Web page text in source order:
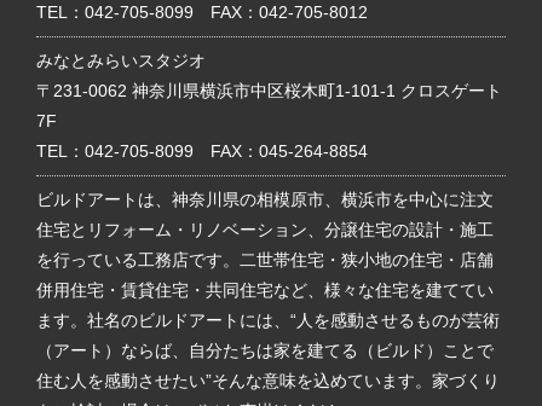
TEL： 042-705-8099 FAX：042-705-8012
みなとみらいスタジオ
〒231-0062 神奈川県横浜市中区桜木町1-101-1 クロスゲート
7F
TEL： 042-705-8099 FAX：045-264-8854
ビルドアートは、神奈川県の相模原市、横浜市を中心に注文
住宅とリフォーム・リノベーション、分譲住宅の設計・施工
を行っている工務店です。二世帯住宅・狭小地の住宅・店舗
併用住宅・賃貸住宅・共同住宅など、様々な住宅を建ててい
ます。社名のビルドアートには、“人を感動させるものが芸術
（アート）ならば、自分たちは家を建てる（ビルド）ことで
住む人を感動させたい”そんな意味を込めています。家づくり